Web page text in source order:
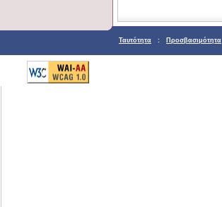
Ταυτότητα : Προσβασιμότητα